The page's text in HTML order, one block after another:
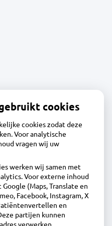
Alkmaar
cookies
cookies zodat deze
Voor analytische
vragen wij uw
werken wij samen met
Voor externe inhoud
(Maps, Translate en
Facebook, Instagram, X
en
partijen kunnen
verwerken.